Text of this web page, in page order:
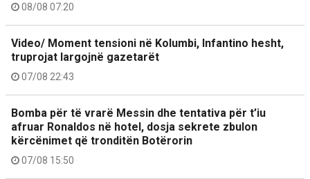
08/08 07:20
Video/ Moment tensioni në Kolumbi, Infantino hesht,
truprojat largojnë gazetarët
07/08 22:43
Bomba për të vrarë Messin dhe tentativa për t’iu
afruar Ronaldos në hotel, dosja sekrete zbulon
kërcënimet që tronditën Botërorin
07/08 15:50